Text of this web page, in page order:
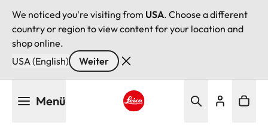
We noticed you're visiting from USA. Choose a different
country or region to view content for your location and
shop online.
USA (English)
Weiter
Menü